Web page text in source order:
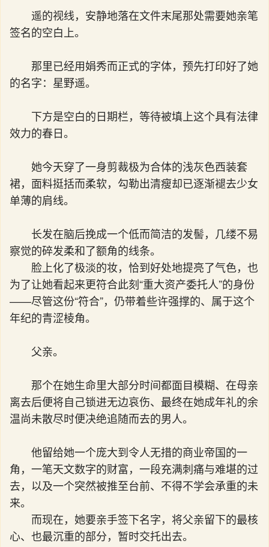
遥的视线，安静地落在文件末尾那处需要她亲笔
签名的空白上。
那里已经用娟秀而正式的字体，预先打印好了她
的名字：星野遥。
下方是空白的日期栏，等待被填上这个具有法律
效力的春日。
她今天穿了一身剪裁极为合体的浅灰色西装套
裙，面料挺括而柔软，勾勒出清瘦却已逐渐褪去少女
单薄的肩线。
长发在脑后挽成一个低而简洁的发髻，几缕不易
察觉的碎发柔和了额角的线条。
脸上化了极淡的妆，恰到好处地提亮了气色，也
为了让她看起来更符合此刻“重大资产委托人”的身份
——尽管这份“符合”，仍带着些许强撑的、属于这个
年纪的青涩棱角。
父亲。
那个在她生命里大部分时间都面目模糊、在母亲
离去后便将自己锁进无边哀伤、最终在她成年礼的余
温尚未散尽时便决绝追随而去的男人。
他留给她一个庞大到令人无措的商业帝国的一
角，一笔天文数字的财富，一段充满刺痛与难堪的过
去，以及一个突然被推至台前、不得不学会承重的未
来。
而现在，她要亲手签下名字，将父亲留下的最核
心、也最沉重的部分，暂时交托出去。